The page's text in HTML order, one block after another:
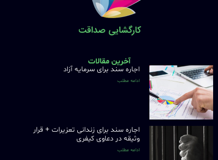
آخرین مقالات
اجاره سند برای سرمایه آزاد
ادامه مطلب
اجاره سند برای زندانی تعزیرات + قرار
وثیقه در دعاوی کیفری
ادامه مطلب